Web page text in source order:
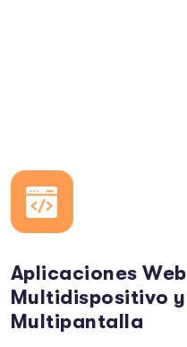
Aplicaciones Web
Multidispositivo y
Multipantalla